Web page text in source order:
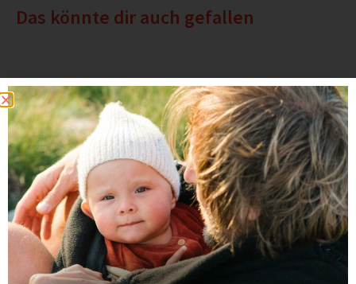
Das könnte dir auch gefallen